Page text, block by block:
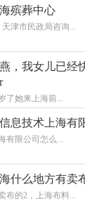
殡葬中心
津市民政局咨询...
，我女儿已经
了她来上海前...
息技术上海有
有限公司怎么...
什么地方有卖
布的2，上海布料...